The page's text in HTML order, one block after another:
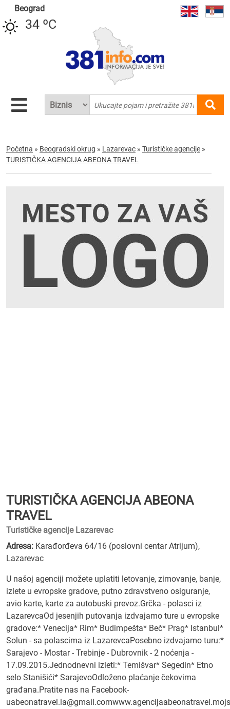
Beograd
34 ºC
Početna » Beogradski okrug » Lazarevac » Turističke agencije »
TURISTIČKA AGENCIJA ABEONA TRAVEL
TURISTIČKA AGENCIJA ABEONA
TRAVEL
Turističke agencije Lazarevac
Adresa: Karađorđeva 64/16 (poslovni centar Atrijum),
Lazarevac
U našoj agenciji možete uplatiti letovanje, zimovanje, banje,
izlete u evropske gradove, putno zdravstveno osiguranje,
avio karte, karte za autobuski prevoz.Grčka - polasci iz
LazarevcaOd jesenjih putovanja izdvajamo ture u evropske
gradove:* Venecija* Rim* Budimpešta* Beč* Prag* Istanbul*
Solun - sa polascima iz LazarevcaPosebno izdvajamo turu:*
Sarajevo - Mostar - Trebinje - Dubrovnik - 2 noćenja -
17.09.2015.Jednodnevni izleti:* Temišvar* Segedin* Etno
selo Stanišići* SarajevoOdloženo plaćanje čekovima
građana.Pratite nas na Facebook-